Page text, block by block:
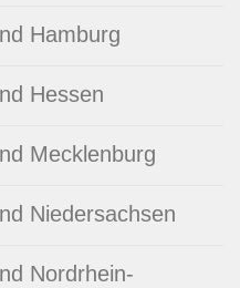
Hamburg
Hessen
Mecklenburg
Niedersachsen
Nordrhein-